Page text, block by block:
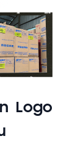
Logo